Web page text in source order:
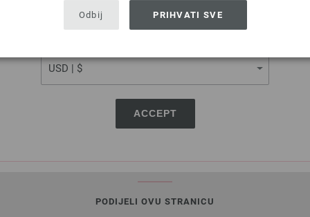
USA - The United States of America
ACCEPT
Odbij PRIHVATI SVE
% Djevicavuna Merino
otprilike 220 m / 50 g
3,74 € - 5,46 €
4,35 $ - 6,35 $
za dostavu, Osnovna cijena:
100 % Djevicavuna
5,46 €
6,35 $
bez PDV-a, dodatno troškovi za dostavu,
PODIJELI OVU STRANICU